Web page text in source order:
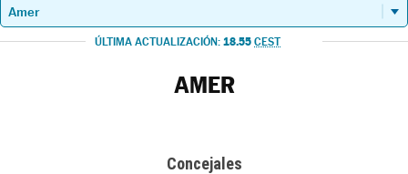
ÚLTIMA ACTUALIZACIÓN: 18.55 CEST
AMER
Concejales